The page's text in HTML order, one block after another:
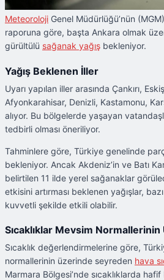
Meteoroloji Genel Müdürlüğü’nün
raporuna göre, başta Ankara olmak
gürültülü sağanak yağış bekleniyor.
Yağış Beklenen İller
Uyarı yapılan iller arasında Çankırı,
Afyonkarahisar, Denizli, Kastamonu,
alıyor. Bu bölgelerde yaşayan
tedbirli olması öneriliyor.
Tahminlere göre, Türkiye genelinde
bekleniyor. Ancak Akdeniz’in ve Batı
belirtilen 11 ilde yerel sağanaklar
etkisini artırması beklenen yağışlar,
kuvvetli şekilde etkili olabilir.
Sıcaklıklar Mevsim
Sıcaklık değerlendirmelerine göre,
normallerinin üzerinde seyreden hava
Marmara Bölgesi’nde sıcaklıklarda